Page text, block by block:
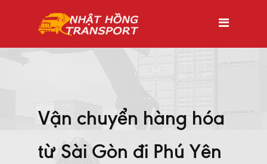
Vận chuyển hàng hóa
từ Sài Gòn đi Phú Yên